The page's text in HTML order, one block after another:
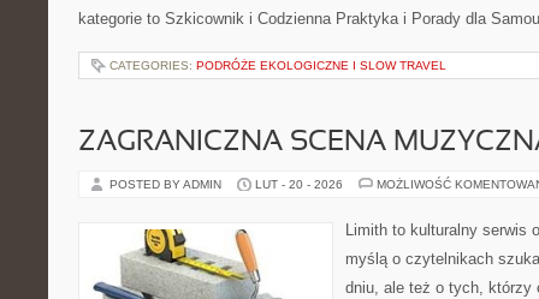
kategorie to Szkicownik i Codzienna Praktyka i Porady dla
CATEGORIES: PODRÓŻE EKOLOGICZNE I SLOW TRAVEL
ZAGRANICZNA SCENA
POSTED BY ADMIN LUT - 20 - 2026 MOŻLIWOŚĆ
Limith to kulturalny serwis
myślą o czytelnikach
dniu, ale też o tych, którzy